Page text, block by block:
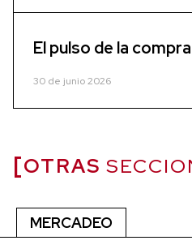
El pulso de la
30 de junio 2026
OTRAS
MERCADEO